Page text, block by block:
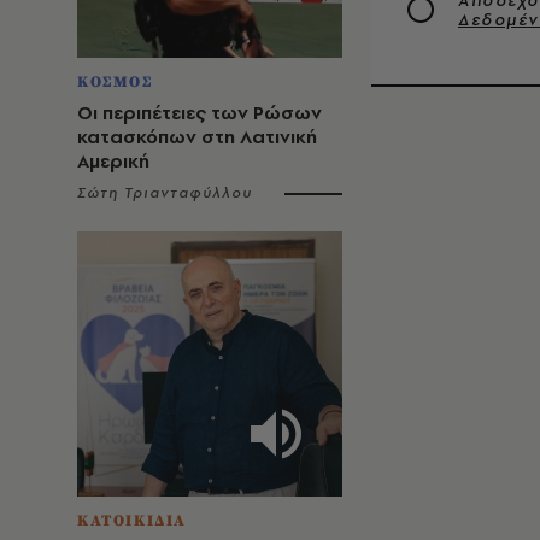
ΚΟΣΜΟΣ
Οι περιπέτειες των Ρώσων
κατασκόπων στη Λατινική
Αμερική
Σώτη Τριανταφύλλου
ΚΑΤΟΙΚΙΔΙΑ